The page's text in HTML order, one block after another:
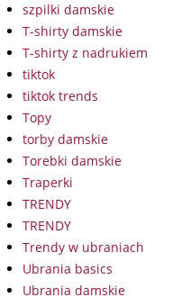
szpilki damskie
T-shirty damskie
T-shirty z nadrukiem
tiktok
tiktok trends
Topy
torby damskie
Torebki damskie
Traperki
TRENDY
TRENDY
Trendy w ubraniach
Ubrania basics
Ubrania damskie